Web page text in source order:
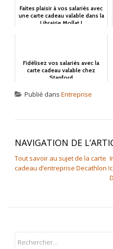
Faites plaisir à vos salariés avec
une carte cadeau valable dans la
Librairie Mollat !
Fidélisez vos salariés avec la
carte cadeau valable chez
Stanford
Publié dans Entreprise
NAVIGATION DE
Tout savoir au sujet de la carte
cadeau d’entreprise Decathlon !